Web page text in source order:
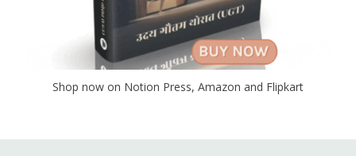
Shop now on Notion Press, Amazon and Flipkart